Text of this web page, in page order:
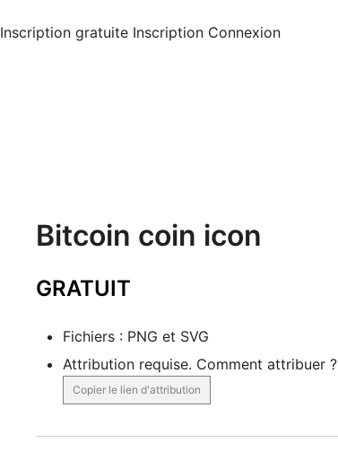
Inscription gratuite Inscription Connexion
Bitcoin coin icon
GRATUIT
Fichiers : PNG et SVG
Attribution requise. Comment attribuer ?
Copier le lien d'attribution